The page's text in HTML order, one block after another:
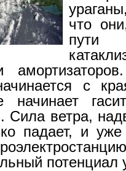
что
пути
с
начинает
Сила ветра,
падает, и
потенциал